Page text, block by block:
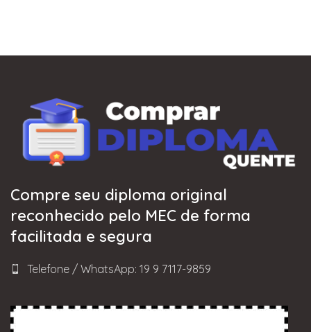
Compre seu diploma original
reconhecido pelo MEC de forma
facilitada e segura
Telefone / WhatsApp: 19 9 7117-9859